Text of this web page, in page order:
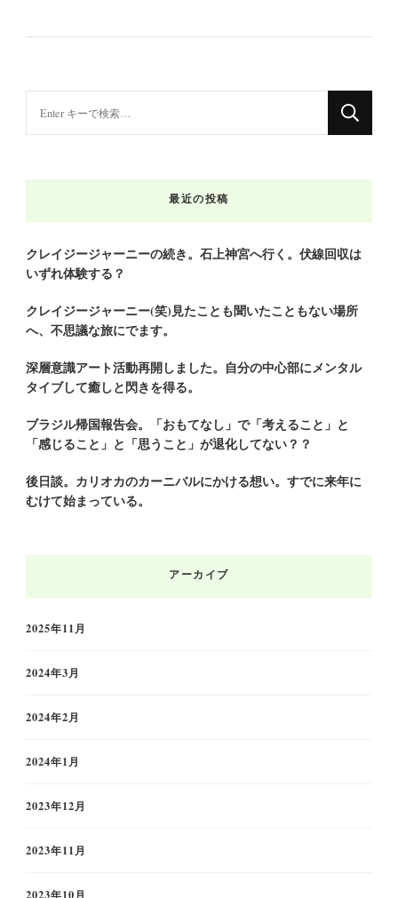
お
し
で
す
?
最近の投稿
クレイジージャーニーの続き。石上神宮へ行く。伏線回収は
いずれ体験する？
クレイジージャーニー(笑)見たことも聞いたこともない場所
へ、不思議な旅にでます。
深層意識アート活動再開しました。自分の中心部にメンタル
タイブして癒しと閃きを得る。
ブラジル帰国報告会。「おもてなし」で「考えること」と
「感じること」と「思うこと」が退化してない？？
後日談。カリオカのカーニバルにかける想い。すでに来年に
むけて始まっている。
アーカイブ
2025年11月
2024年3月
2024年2月
2024年1月
2023年12月
2023年11月
2023年10月